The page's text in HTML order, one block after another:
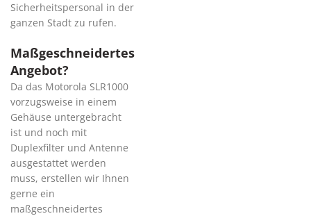
Sicherheitspersonal in der
ganzen Stadt zu rufen.
Maßgeschneidertes
Angebot?
Da das Motorola SLR1000
vorzugsweise in einem
Gehäuse untergebracht
ist und noch mit
Duplexfilter und Antenne
ausgestattet werden
muss, erstellen wir Ihnen
gerne ein
maßgeschneidertes